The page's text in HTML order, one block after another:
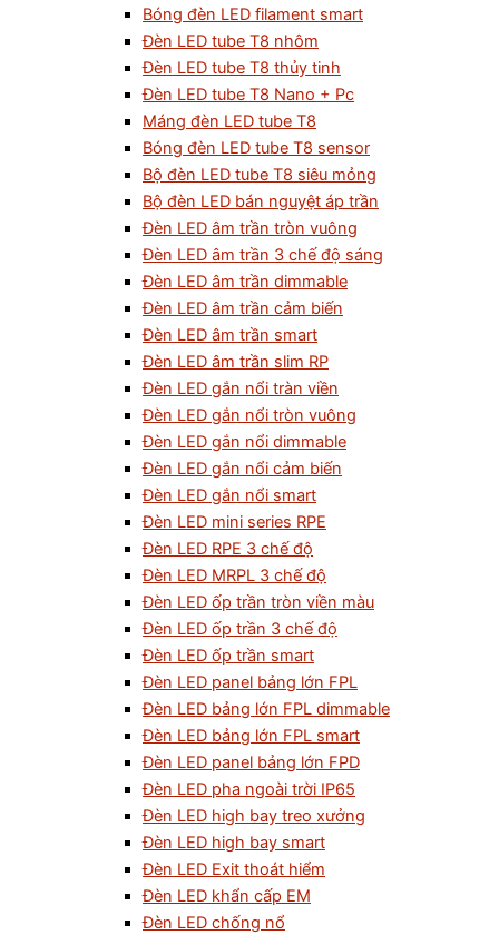
Bóng đèn LED filament smart
Đèn LED tube T8 nhôm
Đèn LED tube T8 thủy tinh
Đèn LED tube T8 Nano + Pc
Máng đèn LED tube T8
Bóng đèn LED tube T8 sensor
Bộ đèn LED tube T8 siêu mỏng
Bộ đèn LED bán nguyệt áp trần
Đèn LED âm trần tròn vuông
Đèn LED âm trần 3 chế độ sáng
Đèn LED âm trần dimmable
Đèn LED âm trần cảm biến
Đèn LED âm trần smart
Đèn LED âm trần slim RP
Đèn LED gắn nổi tràn viền
Đèn LED gắn nổi tròn vuông
Đèn LED gắn nổi dimmable
Đèn LED gắn nổi cảm biến
Đèn LED gắn nổi smart
Đèn LED mini series RPE
Đèn LED RPE 3 chế độ
Đèn LED MRPL 3 chế độ
Đèn LED ốp trần tròn viền màu
Đèn LED ốp trần 3 chế độ
Đèn LED ốp trần smart
Đèn LED panel bảng lớn FPL
Đèn LED bảng lớn FPL dimmable
Đèn LED bảng lớn FPL smart
Đèn LED panel bảng lớn FPD
Đèn LED pha ngoài trời IP65
Đèn LED high bay treo xưởng
Đèn LED high bay smart
Đèn LED Exit thoát hiểm
Đèn LED khẩn cấp EM
Đèn LED chống nổ